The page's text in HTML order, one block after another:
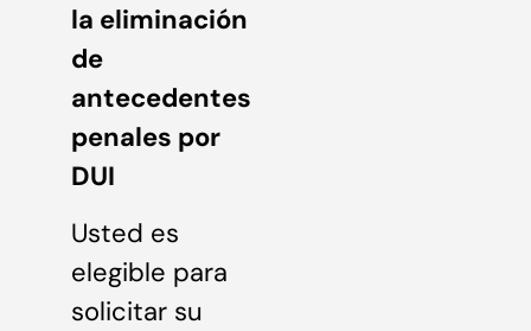
la eliminación
de
antecedentes
penales por
DUI
Usted es
elegible para
solicitar su